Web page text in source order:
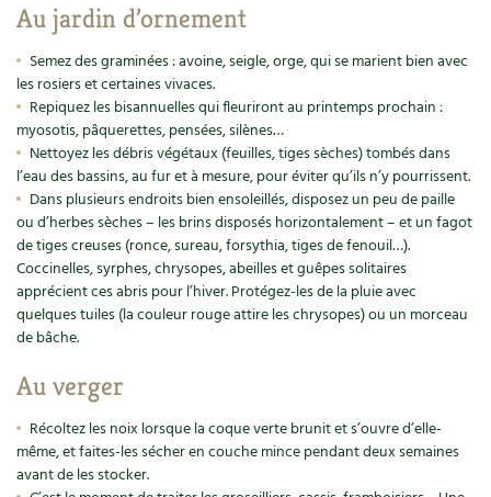
Recettes végétariennes et vegan
Habitat écologique
Conception et gros oeuvre
Matériaux écologiques
Énergie
Gestion de l’eau
Entretien de la maison
Décoration et petit bricolage
Santé et bien-être
Trucs & astuces
Expés
Trocs & petites annonces
Appels à témoignage
Bonnes adresses
Liste des pépiniéristes
Au jardin d’ornement
Semez des graminées : avoine, seigle, orge, qui se marient bien avec
les rosiers et certaines vivaces.
Repiquez les bisannuelles qui fleuriront au printemps prochain :
myosotis, pâquerettes, pensées, silènes…
Nettoyez les débris végétaux (feuilles, tiges sèches) tombés dans
l’eau des bassins, au fur et à mesure, pour éviter qu’ils n’y pourrissent.
Dans plusieurs endroits bien ensoleillés, disposez un peu de paille
ou d’herbes sèches – les brins disposés horizontalement – et un fagot
de tiges creuses (ronce, sureau, forsythia, tiges de fenouil…).
Coccinelles, syrphes, chrysopes, abeilles et guêpes solitaires
apprécient ces abris pour l’hiver. Protégez-les de la pluie avec
quelques tuiles (la couleur rouge attire les chrysopes) ou un morceau
de bâche.
Au verger
Récoltez les noix lorsque la coque verte brunit et s’ouvre d’elle-
même, et faites-les sécher en couche mince pendant deux semaines
avant de les stocker.